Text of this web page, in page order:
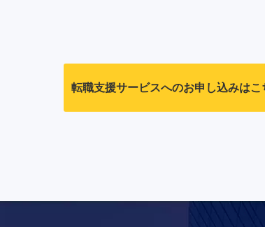
転職支援サービスへのお申し込みはこ